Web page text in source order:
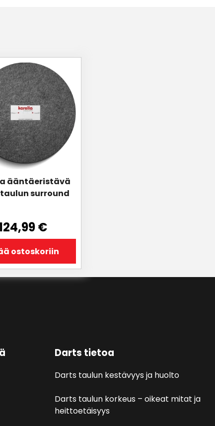
ääntäeristävä
surround
€
ostoskoriin
Darts tietoa
Darts taulun kestävyys ja huolto
Darts taulun korkeus – oikeat mitat ja
heittoetäisyys